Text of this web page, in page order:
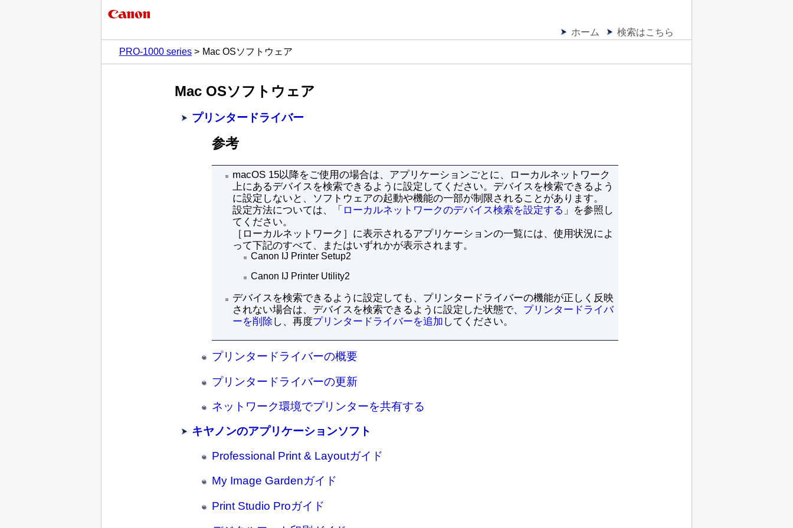
ホーム
検索はこちら
PRO-1000 series
Mac OSソフトウェア
Mac OSソフトウェア
プリンタードライバー
参考
macOS 15以降をご使用の場合は、アプリケーションごとに、ローカルネットワーク
上にあるデバイスを検索できるように設定してください。 デバイスを検索できるよう
に設定しないと、ソフトウェアの起動や機能の一部が制限されることがあります。
設定方法については、「 ローカルネットワークのデバイス検索を設定する 」を参照し
てください。
［ローカルネットワーク］ に表示されるアプリケーションの一覧には、使用状況によ
って下記のすべて、またはいずれかが表示されます。
Canon IJ Printer Setup2
Canon IJ Printer Utility2
デバイスを検索できるように設定しても、プリンタードライバーの機能が正しく反映
されない場合は、デバイスを検索できるように設定した状態で、 プリンタードライバ
ーを削除 し、再度プリンタードライバーを追加 してください。
プリンタードライバーの概要
プリンタードライバーの更新
ネットワーク環境でプリンターを共有する
キヤノンのアプリケーションソフト
Professional Print & Layoutガイド
My Image Gardenガイド
Print Studio Proガイド